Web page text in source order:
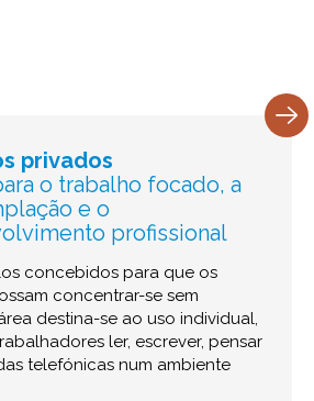
privados
o trabalho focado, a
e o
profissional
concebidos para que os
concentrar-se sem
destina-se ao uso individual,
ler, escrever, pensar
telefónicas num ambiente